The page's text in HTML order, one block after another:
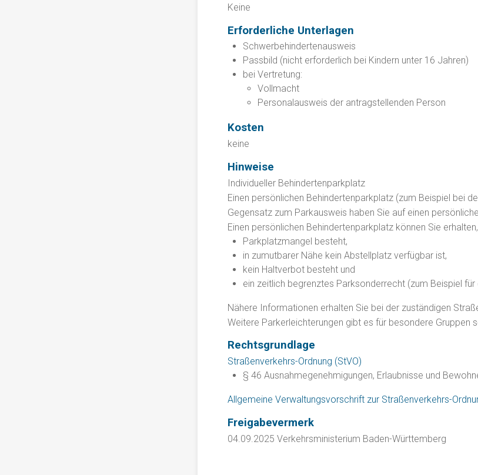
Keine
Erforderliche Unterlagen
Schwerbehindertenausweis
Passbild (nicht erforderlich bei Kindern unter 16 Jahren)
bei Vertretung:
Vollmacht
Personalausweis der antragstellenden Person
Kosten
keine
Hinweise
Individueller Behindertenparkplatz
Einen persönlichen Behindertenparkplatz (zum Beispiel bei
Gegensatz zum Parkausweis haben Sie auf einen
Einen persönlichen Behindertenparkplatz können Sie
Parkplatzmangel besteht,
in zumutbarer Nähe kein Abstellplatz verfügbar ist,
kein Haltverbot besteht und
ein zeitlich begrenztes Parksonderrecht (zum Beispiel
Nähere Informationen erhalten Sie bei der zuständigen
Weitere Parkerleichterungen gibt es für besondere Gruppen
Rechtsgrundlage
Straßenverkehrs-Ordnung (StVO)
§ 46 Ausnahmegenehmigungen, Erlaubnisse und
Allgemeine Verwaltungsvorschrift zur Straßenverkehrs-
Freigabevermerk
04.09.2025 Verkehrsministerium Baden-Württemberg